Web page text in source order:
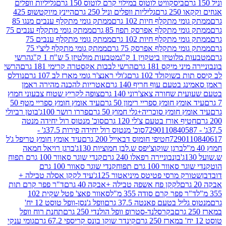
ביסקוויט לוטוס במילוי קרם לוטוס 150 גרם
גליליות וופלים
גרם
גליליות וופלים וניל 250 גרם
היינץ מיוקטשופ 425
מתקלף חיות 102 גרם
ממתק גומי מתקלף ענבים מנגו 85
מתקלף אפרסק תפוז 85 גרם
ממתק גומי מתקלף ענבים 75
מתקלף חיות 102 גרם
ממתק גומי מתקלף ענבים 75
מתקלף אפרסק 75 גרם
ממתק גומי מתקלף ליצ'י 75
ביטקוין 1 ק"ג
מטבעות מולטיזן 5 ש"ח 1 ק"ג
הרשי
מיקס 181 גרם
הרשי לבבות אקסטרה קרימי 181 גרם
הרשי
102 גרם
ג'ולי ראנצ'ר גומי מארז לב 107 גרם
נודלס
עוף חריף 140 גרם
אטריות להכנה מהירה ראמן
שחורה צאצ'רוני 140 גרם
צופה לקריץ שטוח צבעוני חמוץ
חומץ ספריי רימון 50 גרם
עיד אומץ חומץ ספריי מטף 50
חומץ סוכריה+גלי חמוץ 50 גרם
פררו רושר 100ג'
בוטן רביולי
אורז בטעם צ'לי 120 גרם
סוכ' מנטוס רול יחידה מנטה
סוכ' מנטוס רול יחידה פירות 37.5ג' -
חטיפי חומוס דבאייל 200 גרם
עיד אומץ חומץ טריפל ג'ל
ברגן שוקוצ'יפס ש.לבן חמוציות 130ג'
ברגן רויאל חמאה
בונבוניירה רפאלו 240 גרם
קנדי שוגר סאוור 100 גרם תפוח
100 גרם תפוח
קנדי שוגר סאוור 100 גרם
מרסי פטיטס מיניאטור 125ג'
עיד לקקן אסלה טבילה +
לקקן פח אשפה טבילה +אבקה 40 גרם
ד"ר פפר קרם תות
פפר קרם סודה 355 מ"ל
סאוור פאצ' פטל שקית 102
בטעם פאנטה 37.5 גרם
וופל ג'נסן-וופל טוסט 12 יח'
בקרסלנד-סטרופ וופל הולנדי 250 גרם
תחנת רוח וופל
קינדר שוקו בונס קריספי 67.2 גרם
גומי ענקי